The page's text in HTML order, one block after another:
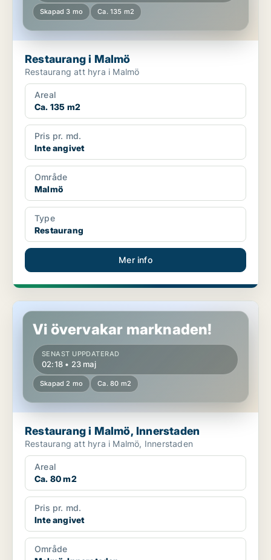
Skapad 3 mo Ca. 135 m2
Restaurang i Malmö
Restaurang att hyra i Malmö
Areal
Ca. 135 m2
Pris pr. md.
Inte angivet
Område
Malmö
Type
Restaurang
Mer info
Restaurang i Malmö, Innerstaden
Vi övervakar marknaden!
SENAST UPPDATERAD
02:18 • 23 maj
Skapad 2 mo Ca. 80 m2
Restaurang i Malmö, Innerstaden
Restaurang att hyra i Malmö, Innerstaden
Areal
Ca. 80 m2
Pris pr. md.
Inte angivet
Område